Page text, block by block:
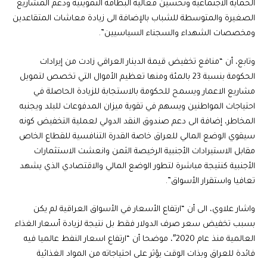
الحماية الاجتماعية وتحسين فعالية البطاقة التموينية ودعم المشاريع
الصغيرة والمتوسطة للشباب بالإضافة الى زيادة معاشات المتقاعدين
ومخصصات الشهداء والسجناء السياسيين”.
وتابع، أن “منافع تخفيض قيمة الدينار العراقي زادت من إيرادات
الحكومة بنسبة 23 بالمئة ومنها تعظيم الأموال التي تخصص لتمويل
مشاريع الاعمار ويسمح للحكومة بالاستجابة للزيادة الحاصلة في
احتياجات المواطنين ويسهم في تقوية ميزان المدفوعات للبلد ويجنبه
المخاطر، إضافة الى دعم صندوق النقد الدولي لعملية التخفيض كونه
سيقوي الوضع المالي للعراق خاصة القدرة التنافسية للقطاع الخاص
مقابل الاستيرادات الأجنبية الرخيصة الثمن وانعشت الاستثمارات
الأجنبية كنتيجة مباشرة لتطور الوضع المالي والاقتصادي الذي يشهد
تعافيا واستقرار الأسواق”.
واشار علاوي، الى أن “ارتفاع الأسعار في الأسواق العراقية لم يكن
بسبب تخفيض سعر صرف الدولار فقط بل نتيجة لزيادة أسعار الغذاء
العالمية منذ عام 2020″، موضحا أن “ارتفاع اسعار النفط عالميا فيه
فائدة للعراق وبذات الوقت يؤثر على احتياجاته من المواد الغذائية